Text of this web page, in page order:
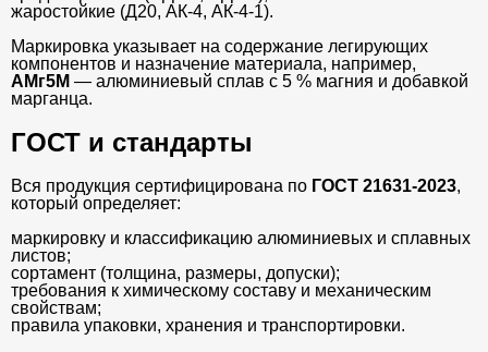
жаростойкие (Д20, АК-4, АК-4-1).
Маркировка указывает на содержание легирующих
компонентов и назначение материала, например,
АМг5М — алюминиевый сплав с 5 % магния и добавкой
марганца.
ГОСТ и стандарты
Вся продукция сертифицирована по ГОСТ 21631-2023,
который определяет:
маркировку и классификацию алюминиевых и сплавных
листов;
сортамент (толщина, размеры, допуски);
требования к химическому составу и механическим
свойствам;
правила упаковки, хранения и транспортировки.